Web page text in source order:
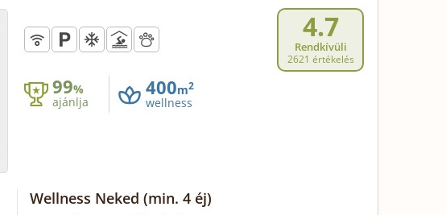
4.7
Rendkívüli
2621 értékelés
99%
ajánlja
400m2
wellness
Wellness Neked (min. 4 éj)